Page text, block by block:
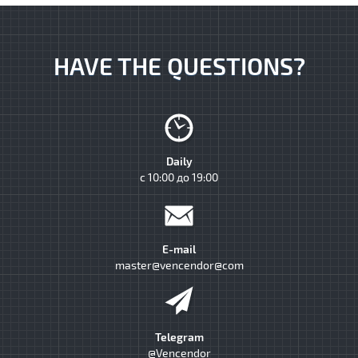
HAVE THE QUESTIONS?
Daily
с 10:00 до 19:00
E-mail
master@vencendor@com
Telegram
@Vencendor